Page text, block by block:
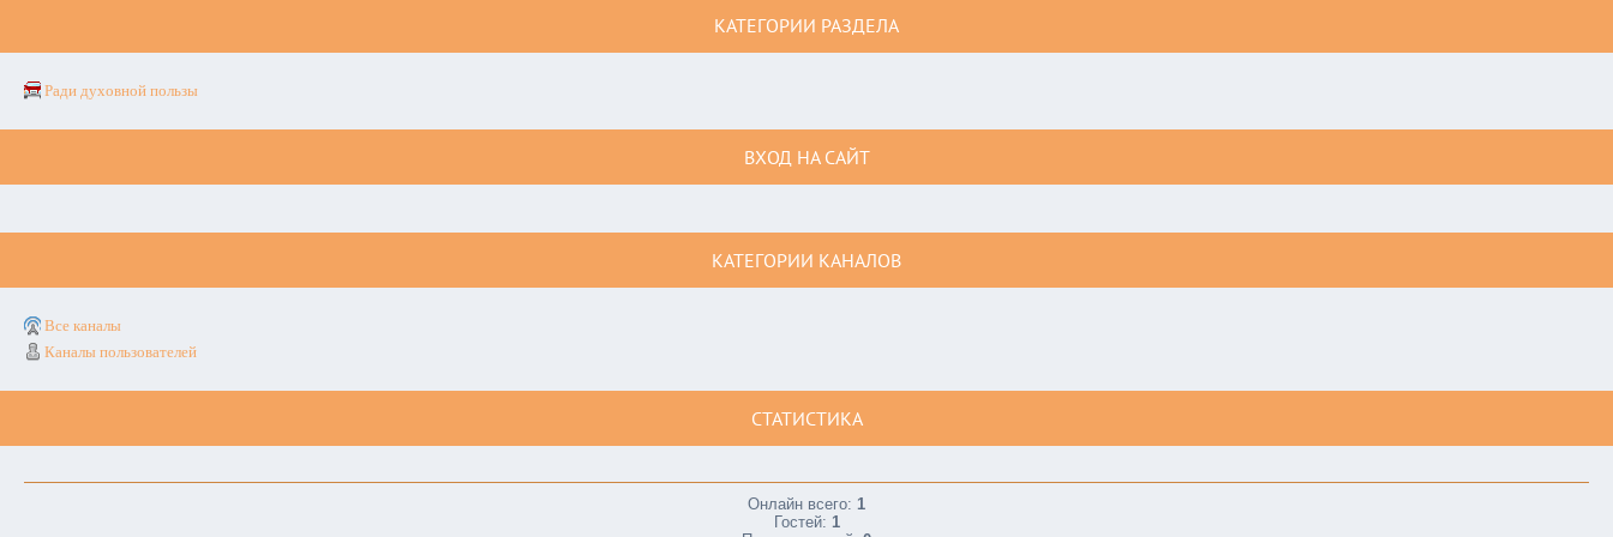
КАТЕГОРИИ РАЗДЕЛА
Ради духовной пользы
ВХОД НА САЙТ
КАТЕГОРИИ КАНАЛОВ
Все каналы
Каналы пользователей
СТАТИСТИКА
Онлайн всего: 1
Гостей: 1